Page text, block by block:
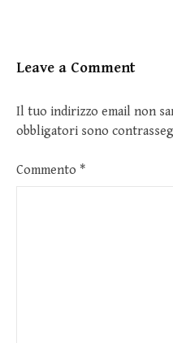
Leave a Comment
Il tuo indirizzo email non
obbligatori sono
Commento *